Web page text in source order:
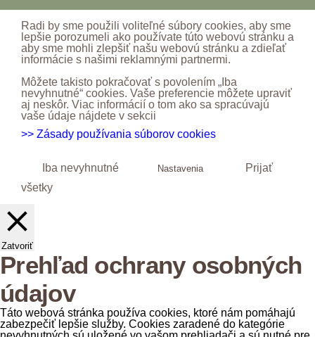
Radi by sme použili voliteľné súbory cookies, aby sme
lepšie porozumeli ako používate túto webovú stránku a
aby sme mohli zlepšiť našu webovú stránku a zdieľať
informácie s našimi reklamnými partnermi.
Môžete takisto pokračovať s povolením „Iba
nevyhnutné“ cookies. Vaše preferencie môžete upraviť
aj neskôr. Viac informácií o tom ako sa spracúvajú
vaše údaje nájdete v sekcii
>> Zásady používania súborov cookies
Iba nevyhnutné Nastavenia
Prijať
všetky
Zatvoriť
Prehľad ochrany osobných
údajov
Táto webová stránka používa cookies, ktoré nám pomáhajú
zabezpečiť lepšie služby. Cookies zaradené do kategórie